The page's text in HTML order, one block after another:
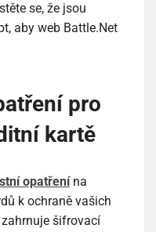
se, že jsou
aby web Battle.Net
pro
kartě
opatřenína
k ochraně vašich
šifrovací